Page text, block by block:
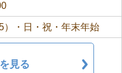
）・日・祝・年末年始
見る